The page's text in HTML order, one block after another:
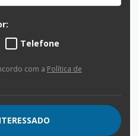
Telefone
com a Política de